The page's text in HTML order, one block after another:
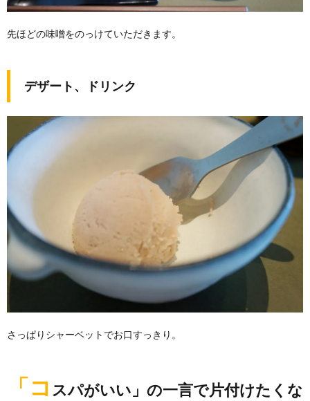
先ほどの味噌をのっけていただきます。
デザート、ドリンク
さっぱりシャーベットでお口すっきり。
「コ スパがいい」の一言で片付けたくな